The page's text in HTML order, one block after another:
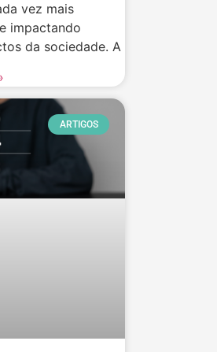
vez mais
impactando
da sociedade. A
ARTIGOS